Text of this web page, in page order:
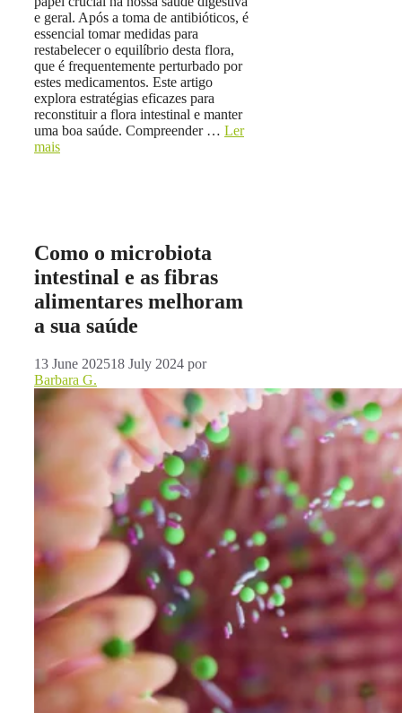
e geral. Após a toma de antibióticos, é
essencial tomar medidas para
restabelecer o equilíbrio desta flora,
que é frequentemente perturbado por
estes medicamentos. Este artigo
explora estratégias eficazes para
reconstituir a flora intestinal e manter
uma boa saúde. Compreender … Ler
mais
Como o microbiota
intestinal e as fibras
alimentares melhoram
a sua saúde
13 June 202518 July 2024 por
Barbara G.